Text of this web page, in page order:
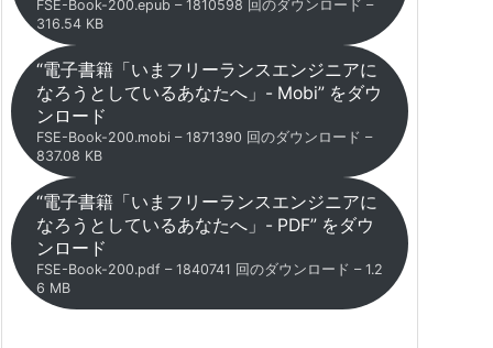
FSE-Book-200.epub – 1810598 回のダウンロード –
316.54 KB
“電子書籍「いまフリーランスエンジニアに
なろうとしているあなたへ」- Mobi” をダウ
ンロード
FSE-Book-200.mobi – 1871390 回のダウンロード –
837.08 KB
“電子書籍「いまフリーランスエンジニアに
なろうとしているあなたへ」- PDF” をダウ
ンロード
FSE-Book-200.pdf – 1840741 回のダウンロード – 1.2
6 MB